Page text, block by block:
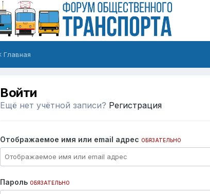
Главная
Войти
Ещё нет учётной записи? Регистрация
Отображаемое имя или email адрес ОБЯЗАТЕЛЬНО
Пароль ОБЯЗАТЕЛЬНО